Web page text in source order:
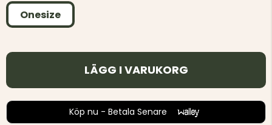
Onesize
LÄGG I VARUKORG
Köp nu - Betala Senare